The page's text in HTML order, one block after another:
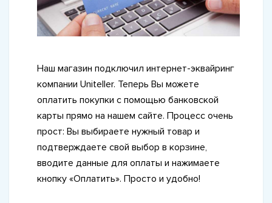
Наш магазин подключил интернет-эквайринг
компании Uniteller. Теперь Вы можете
оплатить покупки с помощью банковской
карты прямо на нашем сайте. Процесс очень
прост: Вы выбираете нужный товар и
подтверждаете свой выбор в корзине,
вводите данные для оплаты и нажимаете
кнопку «Оплатить». Просто и удобно!